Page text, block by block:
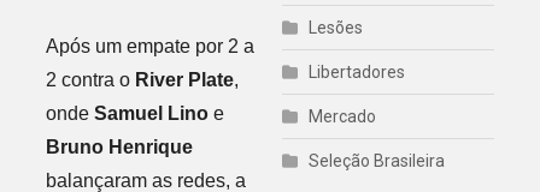
Após um empate por 2 a
2 contra o River Plate,
onde Samuel Linoe
Bruno Henrique
balançaram as redes, a
Lesões
Libertadores
Mercado
Seleção Brasileira